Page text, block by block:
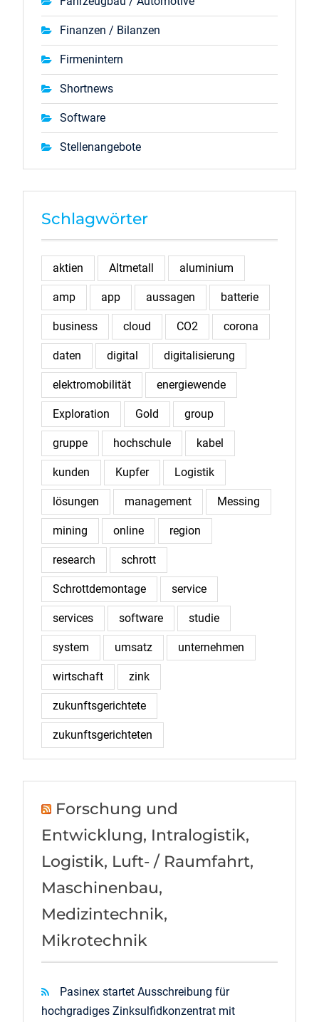
Finanzen / Bilanzen
Firmenintern
Shortnews
Software
Stellenangebote
Schlagwörter
aktien Altmetall aluminium
amp app aussagen batterie
business cloud CO2 corona
daten digital digitalisierung
elektromobilität energiewende
Exploration Gold group
gruppe hochschule kabel
kunden Kupfer Logistik
lösungen management Messing
mining online region
research schrott
Schrottdemontage service
services software studie
system umsatz unternehmen
wirtschaft zink
zukunftsgerichtete
zukunftsgerichteten
Forschung und
Entwicklung, Intralogistik,
Logistik, Luft- / Raumfahrt,
Maschinenbau,
Medizintechnik,
Mikrotechnik
Pasinex startet Ausschreibung für
hochgradiges Zinksulfidkonzentrat mit